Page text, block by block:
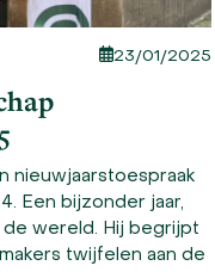
23/01/2025
nieuwjaarstoespraak
Een bijzonder jaar,
wereld. Hij begrijpt
twijfelen aan de